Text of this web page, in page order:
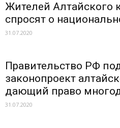
Жителей Алтайского
спросят о
31.07.2020
Правительство РФ
законопроект
дающий право
31.07.2020